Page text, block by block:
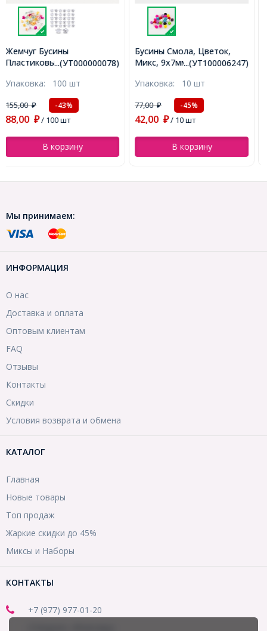
...(УТ100006247)
Бусины Смола, Цветок,
Микс, 9x7мм, Отверстие
Упаковка:10 шт
77,00₽ -45%
42,00 ₽ / 10 шт
В корзину
...(УТ100011511)
Бусины Натуральный
Гранат Круглые Граненые,
около 103шт/36см/нить,
(УТ100011511)
Упаковка:1 нить
557,00 -28%
401,00 ₽/ 1 нить
В корзину
Мы принимаем:
ИНФОРМАЦИЯ
О нас
Доставка и оплата
Оптовым клиентам
FAQ
Отзывы
Контакты
Скидки
Условия возврата и обмена
КАТАЛОГ
Главная
Новые товары
Топ продаж
Жаркие скидки до 45%
Миксы и Наборы
КОНТАКТЫ
+7 (977) 977-01-20